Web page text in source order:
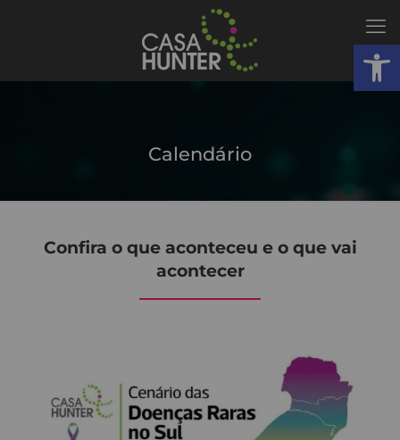
Abrir
Calendário
Confira o que aconteceu e o que vai
acontecer